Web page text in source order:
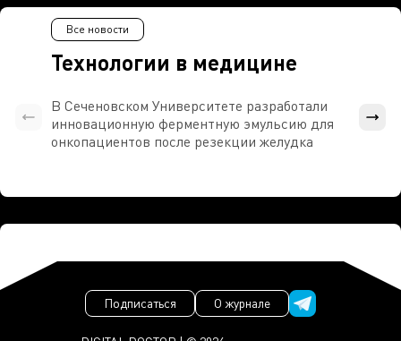
Технологии в медицине
Все новости
В Сеченовском Университете разработали
инновационную ферментную эмульсию для
онкопациентов после резекции желудка
Подписаться О журнале